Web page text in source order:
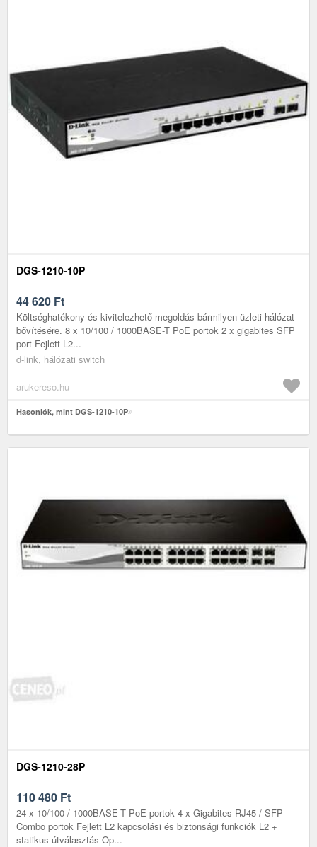
DGS-1210-10P
44 620 Ft
Költséghatékony és kivitelezhető megoldás bármilyen üzleti hálózat
bővítésére. 8 x 10/100 / 1000BASE-T PoE portok 2 x gigabites SFP
port Fejlett L2...
d-link, hálózati switch
arukereso.hu
Hasonlók, mint DGS-1210-10P
DGS-1210-28P
110 480 Ft
24 x 10/100 / 1000BASE-T PoE portok 4 x Gigabites RJ45 / SFP
Combo portok Fejlett L2 kapcsolási és biztonsági funkciók L2 +
statikus útválasztás Op...